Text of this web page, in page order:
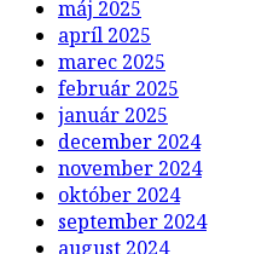
máj 2025
apríl 2025
marec 2025
február 2025
január 2025
december 2024
november 2024
október 2024
september 2024
august 2024